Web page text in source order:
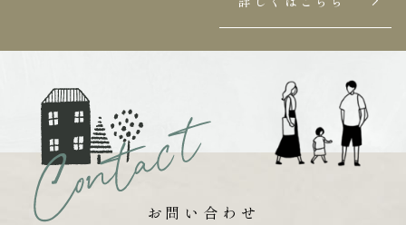
お問い合わせ